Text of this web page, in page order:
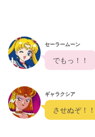
セーラームーン
  でもっ！！
ギャラクシア
  させぬぞ！！